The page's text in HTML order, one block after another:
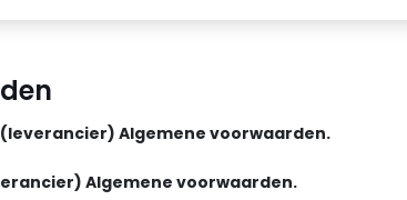
Algemene voorwaarden.
Algemene voorwaarden.